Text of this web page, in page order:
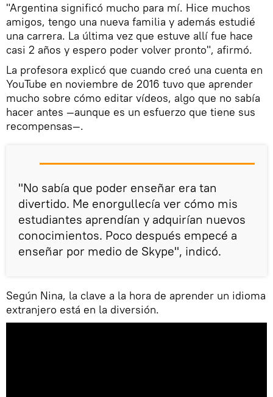
"Argentina significó mucho para mí. Hice muchos
amigos, tengo una nueva familia y además estudié
una carrera. La última vez que estuve allí fue hace
casi 2 años y espero poder volver pronto", afirmó.
La profesora explicó que cuando creó una cuenta en
YouTube en noviembre de 2016 tuvo que aprender
mucho sobre cómo editar vídeos, algo que no sabía
hacer antes —aunque es un esfuerzo que tiene sus
recompensas—.
"No sabía que poder enseñar era tan
divertido. Me enorgullecía ver cómo mis
estudiantes aprendían y adquirían nuevos
conocimientos. Poco después empecé a
enseñar por medio de Skype", indicó.
Según Nina, la clave a la hora de aprender un idioma
extranjero está en la diversión.